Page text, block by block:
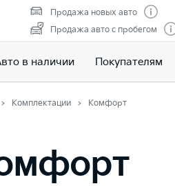
Продажа новых авто
Продажа авто с пробегом
в наличии Покупателям
Комплектации Комфорт